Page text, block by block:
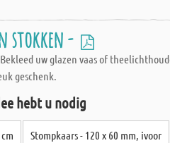
stokken -
uw glazen vaas of
geschenk.
hebt u nodig
Stompkaars - 120 x 60 mm, ivoor